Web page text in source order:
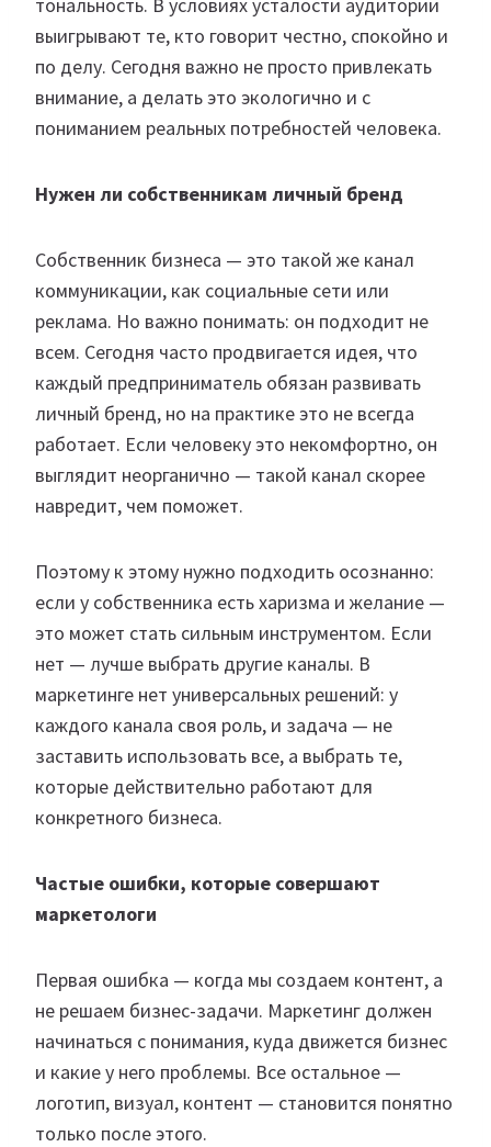
выигрывают те, кто говорит честно, спокойно и
по делу. Сегодня важно не просто привлекать
внимание, а делать это экологично и с
пониманием реальных потребностей человека.
Нужен ли собственникам личный бренд
Собственник бизнеса — это такой же канал
коммуникации, как социальные сети или
реклама. Но важно понимать: он подходит не
всем. Сегодня часто продвигается идея, что
каждый предприниматель обязан развивать
личный бренд, но на практике это не всегда
работает. Если человеку это некомфортно, он
выглядит неорганично — такой канал скорее
навредит, чем поможет.
Поэтому к этому нужно подходить осознанно:
если у собственника есть харизма и желание —
это может стать сильным инструментом. Если
нет — лучше выбрать другие каналы. В
маркетинге нет универсальных решений: у
каждого канала своя роль, и задача — не
заставить использовать все, а выбрать те,
которые действительно работают для
конкретного бизнеса.
Частые ошибки, которые совершают
маркетологи
Первая ошибка — когда мы создаем контент, а
не решаем бизнес-задачи. Маркетинг должен
начинаться с понимания, куда движется бизнес
и какие у него проблемы. Все остальное —
логотип, визуал, контент — становится понятно
только после этого.